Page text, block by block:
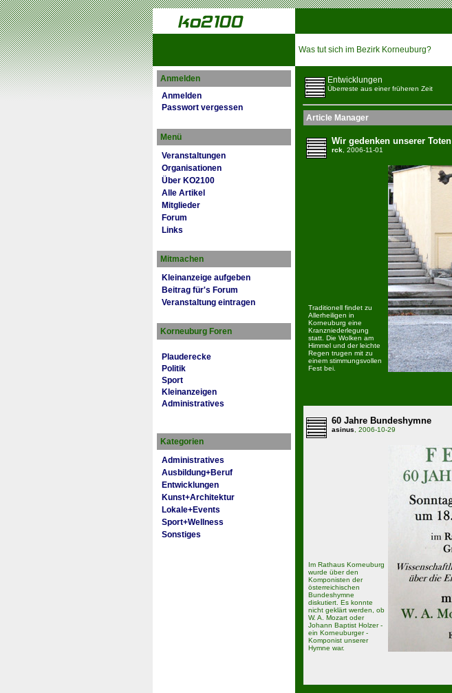
Was tut sich im Bezirk Korneuburg?
Anmelden
Anmelden
Passwort vergessen
Menü
Veranstaltungen
Organisationen
Über KO2100
Alle Artikel
Mitglieder
Forum
Links
Mitmachen
Kleinanzeige aufgeben
Beitrag für's Forum
Veranstaltung eintragen
Korneuburg Foren
Plauderecke
Politik
Sport
Kleinanzeigen
Administratives
Kategorien
Administratives
Ausbildung+Beruf
Entwicklungen
Kunst+Architektur
Lokale+Events
Sport+Wellness
Sonstiges
Entwicklungen
Überreste aus einer früheren Zeit
Article Manager
Wir gedenken unserer Toten
rck, 2006-11-01
Traditionell findet zu
Allerheiligen in
Korneuburg eine
Kranzniederlegung
statt. Die Wolken am
Himmel und der leichte
Regen trugen mit zu
einem stimmungsvollen
Fest bei.
60 Jahre Bundeshymne
asinus, 2006-10-29
Im Rathaus Korneuburg
wurde über den
Komponisten der
österreichischen
Bundeshymne
diskutiert. Es konnte
nicht geklärt werden, ob
W. A. Mozart oder
Johann Baptist Holzer -
ein Korneuburger -
Komponist unserer
Hymne war.